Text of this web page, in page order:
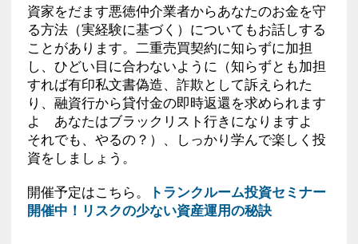
資家をだます悪徳仲介業者からあなたのお金を守
る方法（実経験に基づく）についてもお話しする
ことがあります。二重売買契約に知らずに加担
し、ひどい目に合わないように（知らずとも加担
すれば有印私文書偽造、詐欺として訴えられた
り、融資行から貸付金の即時返還を求められます
よ あなたはブラックリスト行きになりますよ
それでも、やるの？）、しっかり学んで楽しく投
資をしましょう。
開催予定はこちら。
トランクルーム投資セミナー
開催中！リスクの少ない資産運用の秘訣